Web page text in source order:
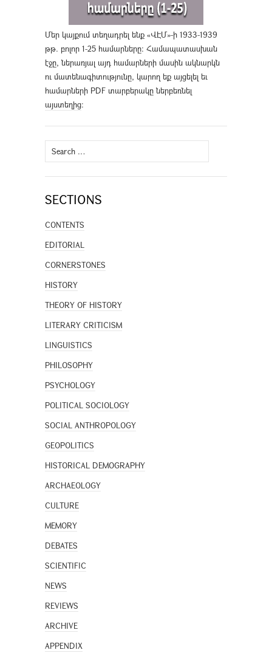
Մեր կայքում տեղադրել ենք «ՎԷՄ»-ի 1933-1939
թթ. բոլոր 1-25 համարները։ Համապատասխան
էջը, ներառյալ այդ համարների մասին ակնարկն
ու մատենագիտությունը, կարող եք այցելել եւ
համարների PDF տարբերակը ներբեռնել
այստեղից։
Search
for:
SECTIONS
CONTENTS
EDITORIAL
CORNERSTONES
HISTORY
THEORY OF HISTORY
LITERARY CRITICISM
LINGUISTICS
PHILOSOPHY
PSYCHOLOGY
POLITICAL SOCIOLOGY
SOCIAL ANTHROPOLOGY
GEOPOLITICS
HISTORICAL DEMOGRAPHY
ARCHAEOLOGY
CULTURE
MEMORY
DEBATES
SCIENTIFIC
NEWS
REVIEWS
ARCHIVE
APPENDIX